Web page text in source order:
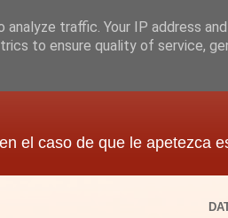
el caso de que le apetezca
traffic. Your IP address
to ensure quality of service,